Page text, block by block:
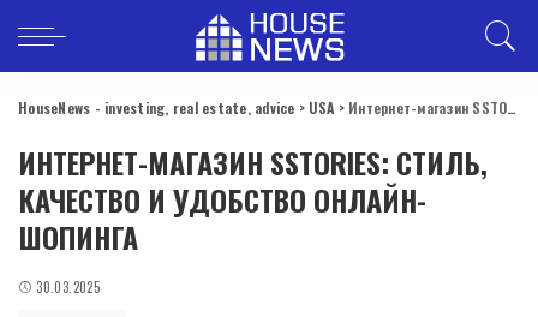
HouseNews - investing, real estate, advice > USA > Интернет-магазин SSTORIES: стиль, качество и удобство онлайн-шопинга
ИНТЕРНЕТ-МАГАЗИН SSTORIES: СТИЛЬ,
КАЧЕСТВО И УДОБСТВО ОНЛАЙН-
ШОПИНГА
30.03.2025